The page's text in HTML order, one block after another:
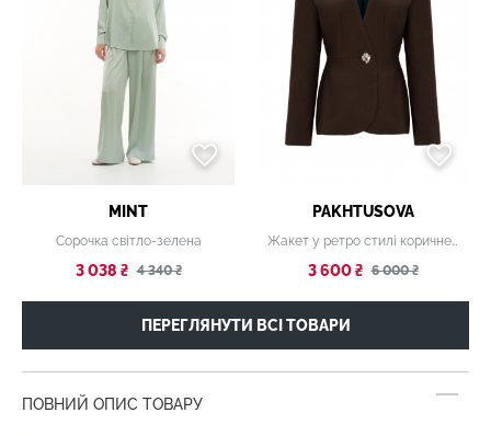
MINT
Сорочка світло-зелена
3 038 ₴ 4 340 ₴
PAKHTUSOVA
Жакет у ретро стилі коричневий
3 600 ₴ 6 000 ₴
ПЕРЕГЛЯНУТИ ВСІ ТОВАРИ
ПОВНИЙ ОПИС ТОВАРУ